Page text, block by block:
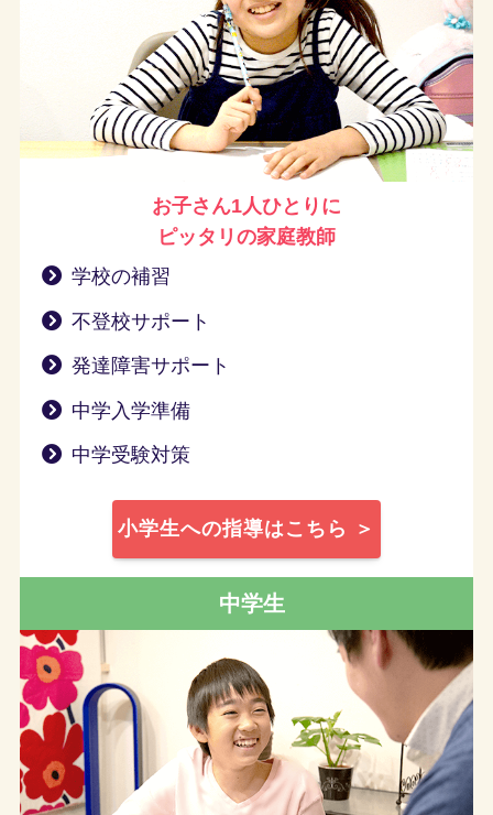
お子さん1人ひとりに
ピッタリの家庭教師
学校の補習
不登校サポート
発達障害サポート
中学入学準備
中学受験対策
小学生への指導はこちら ＞
中学生